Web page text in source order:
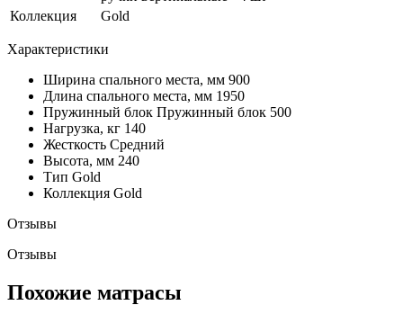
Коллекция
Gold
Характеристики
Ширина спального места, мм 900
Длина спального места, мм 1950
Пружинный блок Пружинный блок 500
Нагрузка, кг 140
Жесткость Средний
Высота, мм 240
Тип Gold
Коллекция Gold
Отзывы
Отзывы
Похожие матрасы